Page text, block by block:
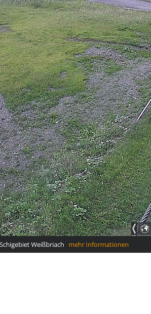
Weißbriachmehr Informationen